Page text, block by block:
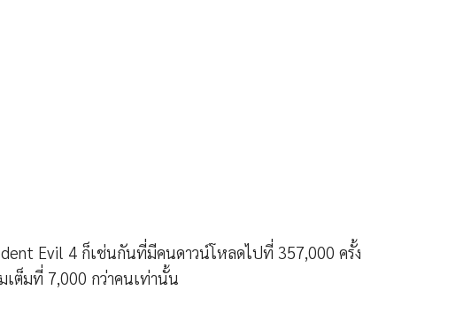
Evil 4 ก็เช่นกันที่มีคนดาวน์โหลดไปที่ 357,000 ครั้ง
เต็มที่ 7,000 กว่าคนเท่านั้น